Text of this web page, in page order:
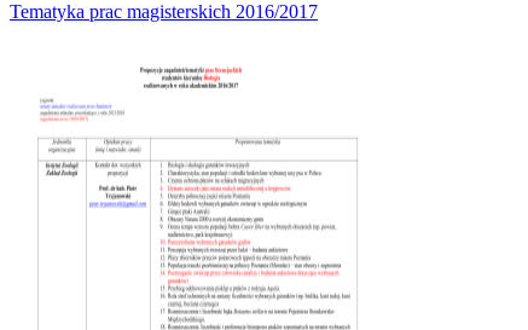
Tematyka prac magisterskich 2016/2017